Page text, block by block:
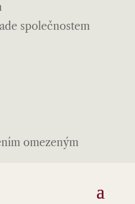
společnostem
omezeným